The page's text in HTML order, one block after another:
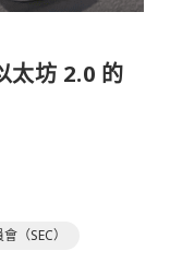
太坊 2.0 的
（SEC）